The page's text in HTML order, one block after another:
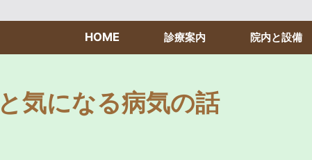
HOME 診療案内 院内と設備
気になる病気の話